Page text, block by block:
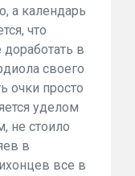
а календарь
что
в
своего
очки просто
уделом
не стоило
в
все в